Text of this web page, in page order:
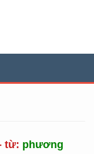
từ: phương